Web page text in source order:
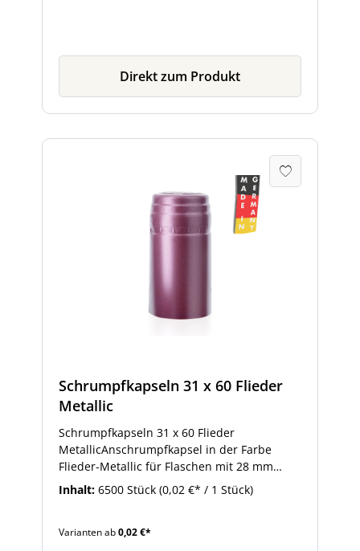
Direkt zum Produkt
Schrumpfkapseln 31 x 60 Flieder
Metallic
Schrumpfkapseln 31 x 60 Flieder
MetallicAnschrumpfkapsel in der Farbe
Flieder-Metallic für Flaschen mit 28 mm
MCA-Schraubmündung oder 19-19,5 mm
Korkmündung. Die Anschrumpfkapseln
(mm Höhe). Schrumpfkapseln dieser Größe
Inhalt: 6500 Stück (0,02 €* / 1 Stück)
Varianten ab0,02 €*